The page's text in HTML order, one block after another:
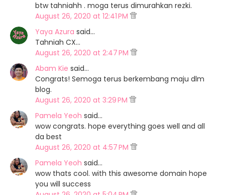
btw tahniahh . moga terus dimurahkan rezki.
August 26, 2020 at 12:41 PM
Yaya Azura said…
Tahniah CX...
August 26, 2020 at 2:47 PM
Abam Kie said…
Congrats! Semoga terus berkembang maju dlm
blog.
August 26, 2020 at 3:29 PM
Pamela Yeoh said…
wow congrats. hope everything goes well and all
da best
August 26, 2020 at 4:57 PM
Pamela Yeoh said…
wow thats cool. with this awesome domain hope
you will success